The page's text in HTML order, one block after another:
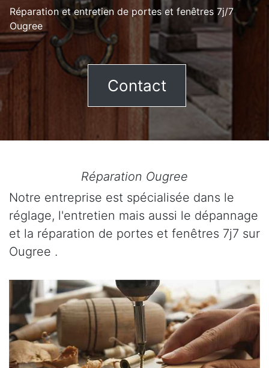
Réparation et entretien de portes et fenêtres 7j/7
Ougree
Contact
Réparation Ougree
Notre entreprise est spécialisée dans le
réglage, l'entretien mais aussi le dépannage
et la réparation de portes et fenêtres 7j7 sur
Ougree .